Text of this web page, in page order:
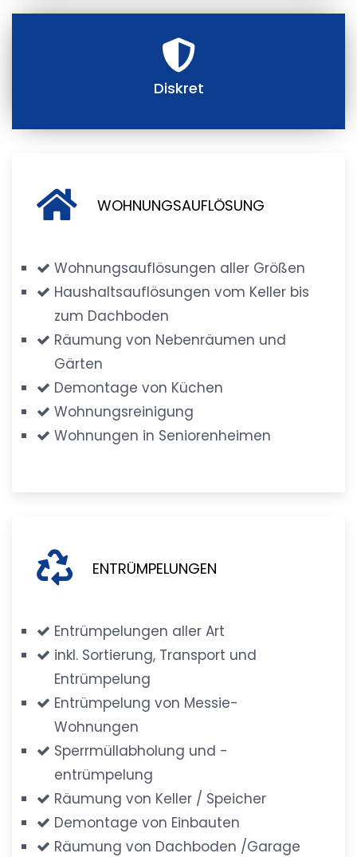
Diskret
WOHNUNGSAUFLÖSUNG
Wohnungsauflösungen aller Größen
Haushaltsauflösungen vom Keller bis
zum Dachboden
Räumung von Nebenräumen und
Gärten
Demontage von Küchen
Wohnungsreinigung
Wohnungen in Seniorenheimen
ENTRÜMPELUNGEN
Entrümpelungen aller Art
inkl. Sortierung, Transport und
Entrümpelung
Entrümpelung von Messie-
Wohnungen
Sperrmüllabholung und -
entrümpelung
Räumung von Keller / Speicher
Demontage von Einbauten
Räumung von Dachboden /Garage